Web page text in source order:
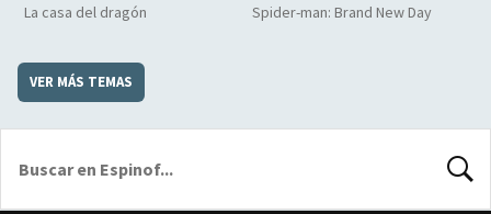
La casa del dragón Spider-man: Brand New Day
VER MÁS TEMAS